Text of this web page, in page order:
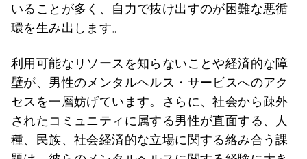
いることが多く、自力で抜け出すのが困難な悪循
環を生み出します。
利用可能なリソースを知らないことや経済的な障
壁が、男性のメンタルヘルス・サービスへのアク
セスを一層妨げています。さらに、社会から疎外
されたコミュニティに属する男性が直面する、人
種、民族、社会経済的な立場に関する絡み合う課